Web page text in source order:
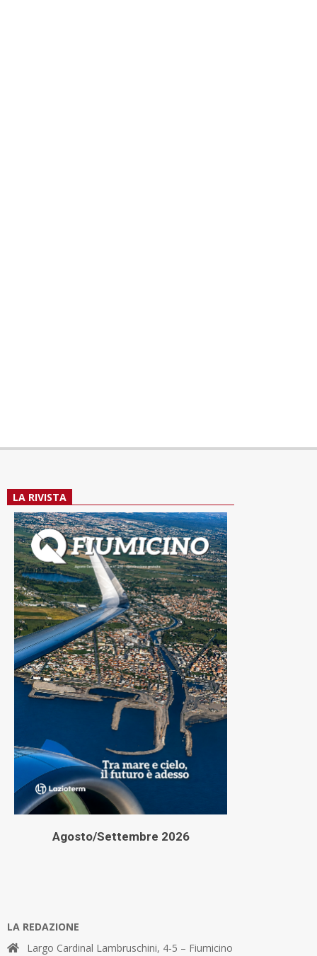
LA RIVISTA
Agosto/Settembre 2026
LA REDAZIONE
Largo Cardinal Lambruschini, 4-5 – Fiumicino